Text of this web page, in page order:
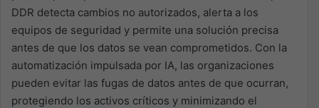
DDR detecta cambios no autorizados, alerta a los
equipos de seguridad y permite una solución precisa
antes de que los datos se vean comprometidos. Con la
automatización impulsada por IA, las organizaciones
pueden evitar las fugas de datos antes de que ocurran,
protegiendo los activos críticos y minimizando el